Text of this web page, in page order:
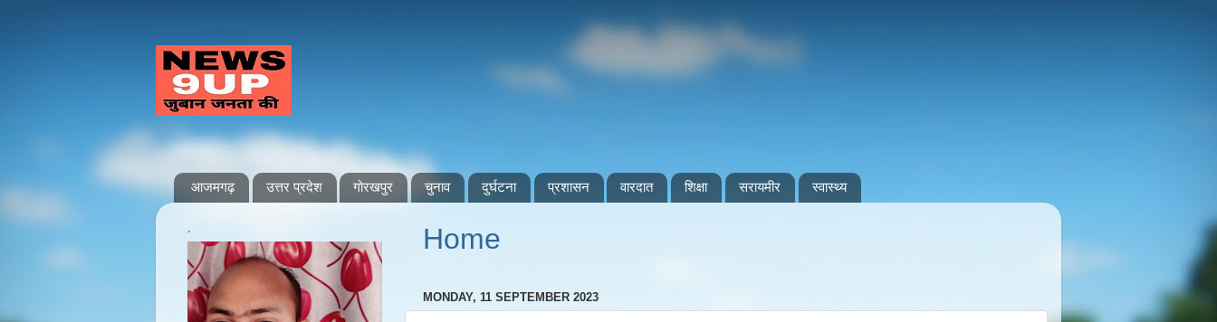
आजमगढ़ उत्तर प्रदेश गोरखपुर चुनाव दुर्घटना प्रशासन वारदात शिक्षा सरायमीर स्वास्थ्य
Home
MONDAY, 11 SEPTEMBER 2023
.